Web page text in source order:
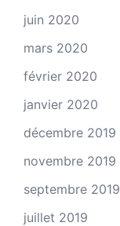
juin 2020
mars 2020
février 2020
janvier 2020
décembre 2019
novembre 2019
septembre 2019
juillet 2019